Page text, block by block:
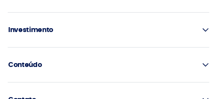
Investimento
Conteúdo